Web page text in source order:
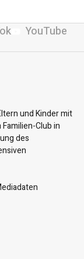
YouTube
und Kinder mit
Club in
des